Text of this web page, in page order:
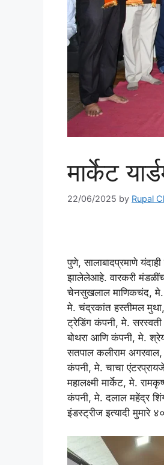
मार्केट
22/06/2025 by Rupal
पुणे, सालाबादप्रमाणे
झालेलेआहे. वारकरी
चेनसुखलाल माणिकचंद, मे.
मे. चंद्रकांत हस्तीमल
ट्रेडिंग कंपनी, मे. सरस्वती
बोथरा आणि कंपनी, मे.
सतपाल कलीराम
कंपनी, मे. चाचा
महालक्ष्मी मार्केट, मे.
कंपनी, मे. दलाल महेंद्र
इंडस्ट्रीज इत्यादी मुमारे